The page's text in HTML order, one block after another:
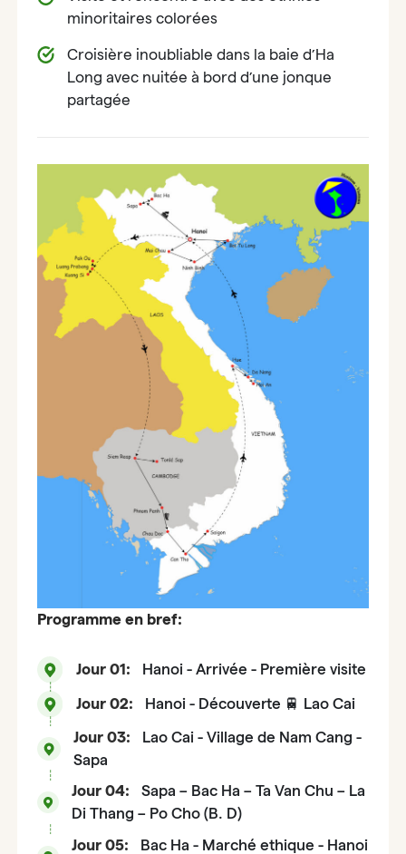
minoritaires colorées
Croisière inoubliable dans la baie d’Ha
Long avec nuitée à bord d’une jonque
partagée
Programme en bref:
Jour 01: Hanoi - Arrivée - Première visite
Jour 02: Hanoi - Découverte 🚆 Lao Cai
Jour 03:
Lao Cai - Village de Nam Cang -
Sapa
Jour 04:
Sapa – Bac Ha – Ta Van Chu – La
Di Thang – Po Cho (B. D)
Jour 05:
Bac Ha - Marché ethique - Hanoi